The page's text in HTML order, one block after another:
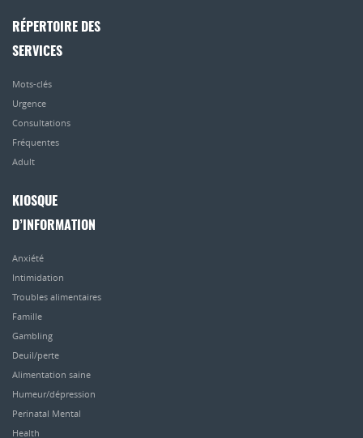
RÉPERTOIRE DES
SERVICES
Mots-clés
Urgence
Consultations
Fréquentes
Adult
KIOSQUE
D’INFORMATION
Anxiété
Intimidation
Troubles alimentaires
Famille
Gambling
Deuil/perte
Alimentation saine
Humeur/dépression
Perinatal Mental
Health